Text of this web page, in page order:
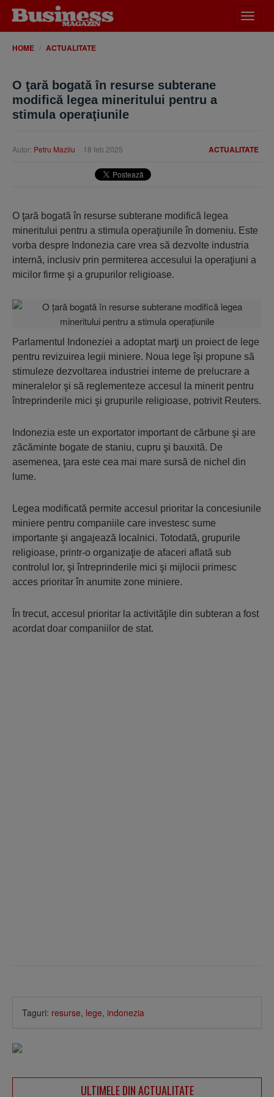
meniu
HOME ACTUALITATE
O ţară bogată în resurse subterane
modifică legea mineritului pentru a
stimula operaţiunile
ACTUALITATE
Autor: Petru Mazilu 18 feb 2025
O ţară bogată în resurse subterane modifică legea
mineritului pentru a stimula operaţiunile în domeniu. Este
vorba despre Indonezia care vrea să dezvolte industria
internă, inclusiv prin permiterea accesului la operaţiuni a
micilor firme şi a grupurilor religioase.
Parlamentul Indoneziei a adoptat marţi un proiect de lege
pentru revizuirea legii miniere. Noua lege îşi propune să
stimuleze dezvoltarea industriei interne de prelucrare a
mineralelor şi să reglementeze accesul la minerit pentru
întreprinderile mici şi grupurile religioase, potrivit Reuters.
Indonezia este un exportator important de cărbune şi are
zăcăminte bogate de staniu, cupru şi bauxită. De
asemenea, ţara este cea mai mare sursă de nichel din
lume.
Legea modificată permite accesul prioritar la concesiunile
miniere pentru companiile care investesc sume
importante şi angajează localnici. Totodată, grupurile
religioase, printr-o organizaţie de afaceri aflată sub
controlul lor, şi întreprinderile mici şi mijlocii primesc
acces prioritar în anumite zone miniere.
În trecut, accesul prioritar la activităţile din subteran a fost
acordat doar companiilor de stat.
Taguri: resurse, lege, indonezia
ULTIMELE DIN ACTUALITATE